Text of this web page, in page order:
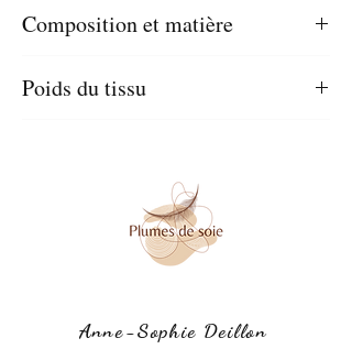
Composition et matière
direct de Milan
Poids du tissu
Les dimensions peuvent varier légèrement.
Conseil d'entretien
Anne-Sophie Deillon